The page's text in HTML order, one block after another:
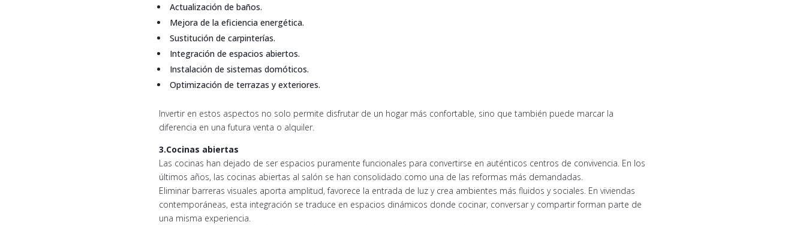
Actualización de baños.
Mejora de la eficiencia energética.
Sustitución de carpinterías.
Integración de espacios abiertos.
Instalación de sistemas domóticos.
Optimización de terrazas y exteriores.
Invertir en estos aspectos no solo permite disfrutar de un hogar más confortable, sino que también puede marcar la
diferencia en una futura venta o alquiler.
3.Cocinas abiertas
Las cocinas han dejado de ser espacios puramente funcionales para convertirse en auténticos centros de convivencia. En los
últimos años, las cocinas abiertas al salón se han consolidado como una de las reformas más demandadas.
Eliminar barreras visuales aporta amplitud, favorece la entrada de luz y crea ambientes más fluidos y sociales. En viviendas
contemporáneas, esta integración se traduce en espacios dinámicos donde cocinar, conversar y compartir forman parte de
una misma experiencia.